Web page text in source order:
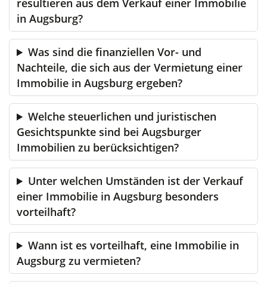
resultieren aus dem Verkauf einer Immobilie
in Augsburg?
Was sind die finanziellen Vor- und
Nachteile, die sich aus der Vermietung einer
Immobilie in Augsburg ergeben?
Welche steuerlichen und juristischen
Gesichtspunkte sind bei Augsburger
Immobilien zu berücksichtigen?
Unter welchen Umständen ist der Verkauf
einer Immobilie in Augsburg besonders
vorteilhaft?
Wann ist es vorteilhaft, eine Immobilie in
Augsburg zu vermieten?